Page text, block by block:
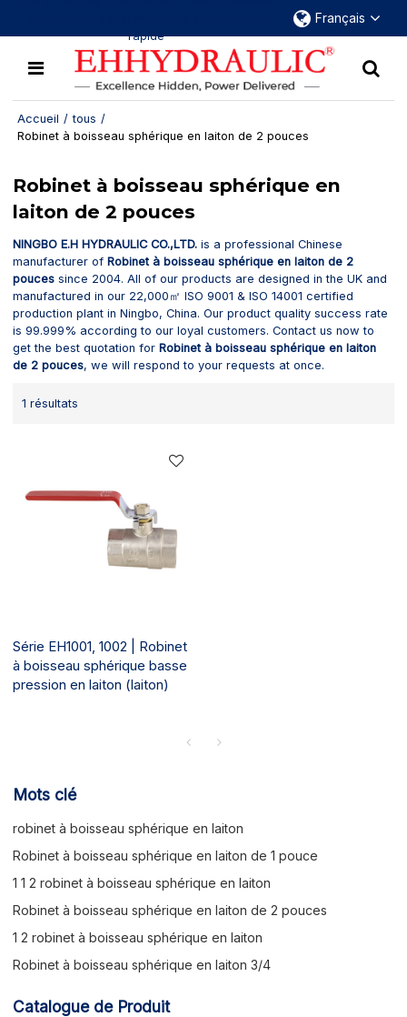
rapide
Français
Accueil / tous /
Robinet à boisseau sphérique en laiton de 2 pouces
Robinet à boisseau sphérique en
laiton de 2 pouces
NINGBO E.H HYDRAULIC CO.,LTD. is a professional Chinese
manufacturer of Robinet à boisseau sphérique en laiton de 2
pouces since 2004. All of our products are designed in the UK and
manufactured in our 22,000㎡ ISO 9001 & ISO 14001 certified
production plant in Ningbo, China. Our product quality success rate
is 99.999% according to our loyal customers. Contact us now to
get the best quotation for Robinet à boisseau sphérique en laiton
de 2 pouces, we will respond to your requests at once.
1 résultats
Série EH1001, 1002 | Robinet
à boisseau sphérique basse
pression en laiton (laiton)
Mots clé
robinet à boisseau sphérique en laiton
Robinet à boisseau sphérique en laiton de 1 pouce
1 1 2 robinet à boisseau sphérique en laiton
Robinet à boisseau sphérique en laiton de 2 pouces
1 2 robinet à boisseau sphérique en laiton
Robinet à boisseau sphérique en laiton 3/4
Catalogue de Produit